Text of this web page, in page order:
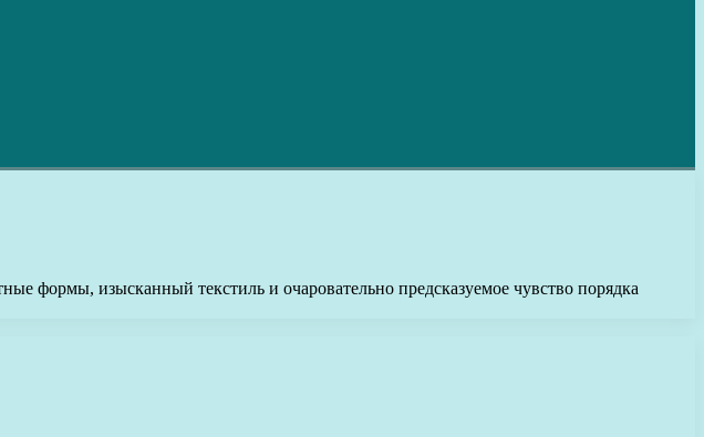
формы, изысканный текстиль и очаровательно предсказуемое чувство порядка